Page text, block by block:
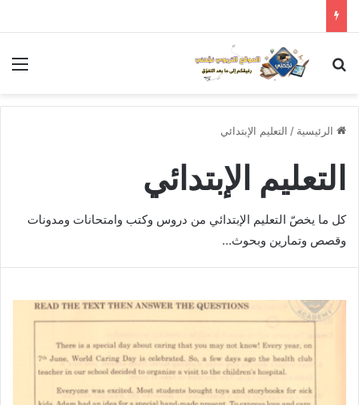
بحث عن
الرئيسية / التعليم الإبتدائي
التعليم الإبتدائي
كل ما يخصّ التعليم الإبتدائي من دروس وكتب وامتحانات ومدونات
وقصص وتمارين وبحوث…